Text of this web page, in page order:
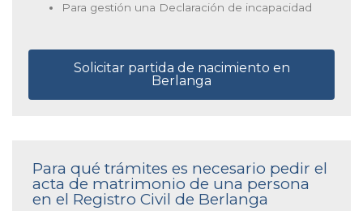
Para gestión una Declaración de incapacidad
Solicitar partida de nacimiento en
Berlanga
Para qué trámites es necesario pedir el
acta de matrimonio de una persona
en el Registro Civil de Berlanga